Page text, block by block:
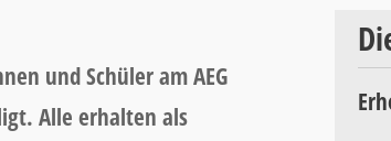
und Schüler am AEG
Alle erhalten als